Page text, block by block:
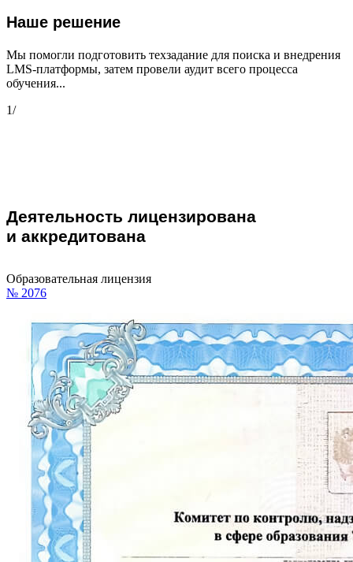
Наше решение
Мы помогли подготовить техзадание для поиска и внедрения
LMS-платформы, затем провели аудит всего процесса
обучения...
1/
Деятельность лицензирована
и аккредитована
Образовательная лицензия
№ 2076